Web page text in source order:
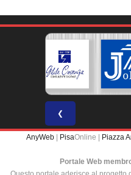
❮
AnyWeb PisaOnline | Piazza
Portale Web